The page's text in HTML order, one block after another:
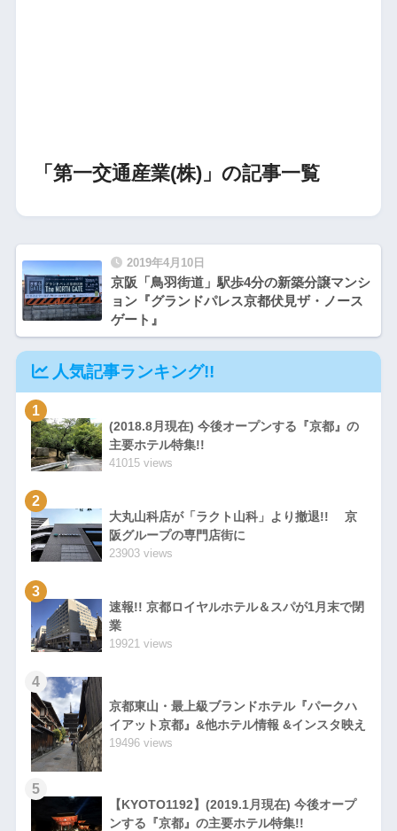
「第一交通産業(株)」の記事一覧
2019年4月10日
京阪「鳥羽街道」駅歩4分の新築分譲マンシ
ョン『グランドパレス京都伏見ザ・ノース
ゲート』
人気記事ランキング!!
1
(2018.8月現在) 今後オープンする『京都』の
主要ホテル特集!!
41015 views
2
大丸山科店が「ラクト山科」より撤退!! 京
阪グループの専門店街に
23903 views
3
速報!! 京都ロイヤルホテル＆スパが1月末で閉
業
19921 views
4
京都東山・最上級ブランドホテル『パークハ
イアット京都』&他ホテル情報 &インスタ映え
19496 views
5
【KYOTO1192】(2019.1月現在) 今後オープ
ンする『京都』の主要ホテル特集!!